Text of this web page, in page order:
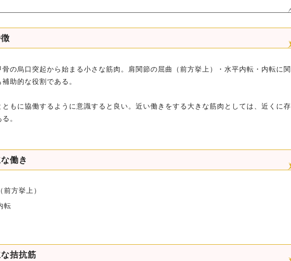
骨の烏口突起から始まる小さな筋肉。肩関節の屈曲（前方挙上）・水平内転・内転に関
助的な役割である。
ともに協働するように意識すると良い。近い働きをする大きな筋肉としては、近くに存
。
働き
前方挙上）
転
拮抗筋